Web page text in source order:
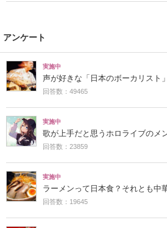
アンケート
実施中
声が好きな「日本のボーカリスト
回答数：49465
実施中
歌が上手だと思うホロライブのメ
回答数：23859
実施中
ラーメンって日本食？それとも中
回答数：19645